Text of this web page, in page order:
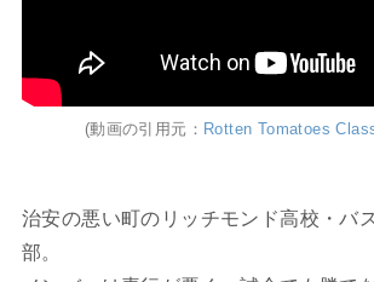
(動画の引用元： Rotten Tomatoes
治安の悪い町のリッチモンド高校・バ
部。